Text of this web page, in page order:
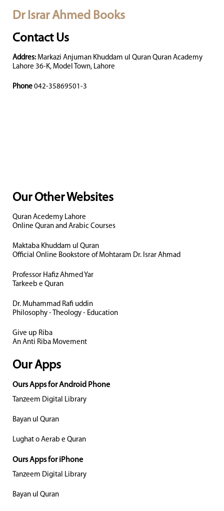
Dr Israr Ahmed Books
Contact Us
Addres: Markazi Anjuman Khuddam ul Quran Quran Academy
Lahore 36-K, Model Town, Lahore
Phone 042-35869501-3
Our Other Websites
Quran Acedemy Lahore
Online Quran and Arabic Courses
Maktaba Khuddam ul Quran
Official Online Bookstore of Mohtaram Dr. Israr Ahmad
Professor Hafiz Ahmed Yar
Tarkeeb e Quran
Dr. Muhammad Rafi uddin
Philosophy - Theology - Education
Give up Riba
An Anti Riba Movement
Our Apps
Ours Apps for Android Phone
Tanzeem Digital Library
Bayan ul Quran
Lughat o Aerab e Quran
Ours Apps for iPhone
Tanzeem Digital Library
Bayan ul Quran